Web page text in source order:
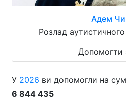
Адем
Розлад
Допомогти
У 2026 ви допомогли на
6 844 435